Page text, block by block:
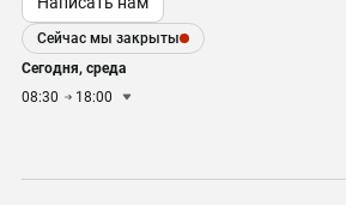
Сейчас мы закрыты
Сегодня, среда
08:30
18:00